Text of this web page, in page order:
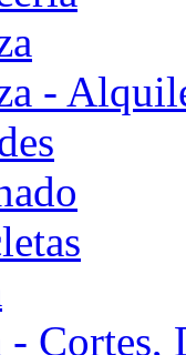
-
- Cortes,